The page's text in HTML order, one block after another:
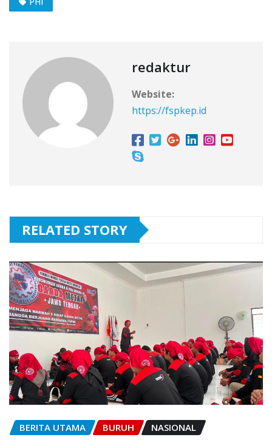
redaktur
Website:
https://fspkep.id
RELATED STORY
BERITA UTAMA BURUH NASIONAL